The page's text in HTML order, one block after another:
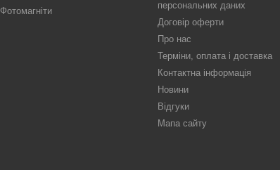
Фотомагніти
персональних даних
Договір оферти
Про нас
Терміни, оплата і доставка
Контактна інформація
Новини
Відгуки
Мапа сайту